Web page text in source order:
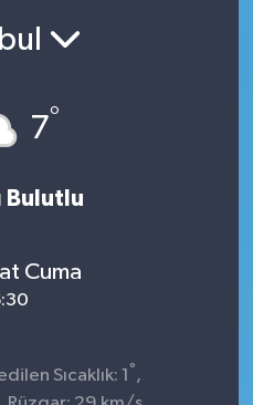
7°
Bulutlu
Cuma
Sıcaklık: 1 ° ,